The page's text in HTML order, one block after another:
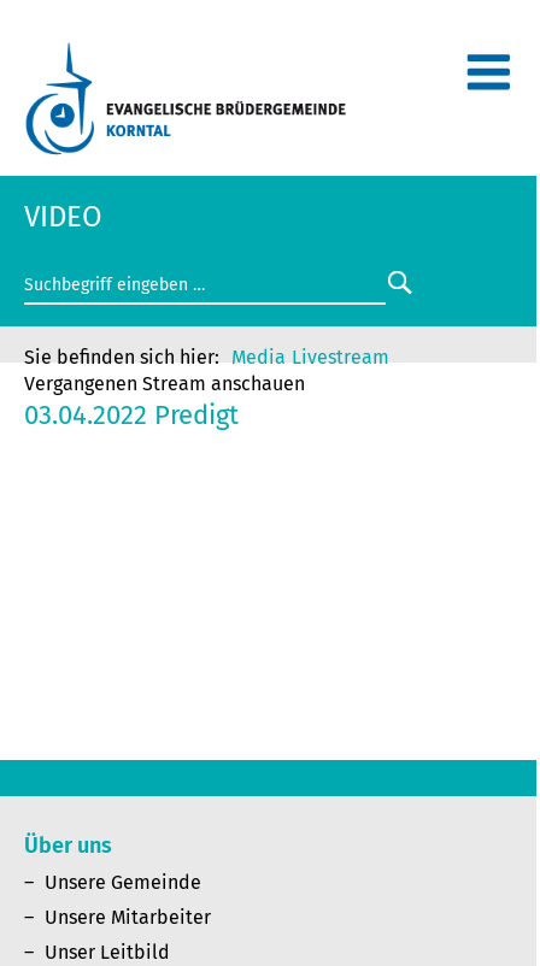
VIDEO
Media Livestream
Vergangenen Stream anschauen
03.04.2022 Predigt
Über uns
Unsere Gemeinde
Unsere Mitarbeiter
Unser Leitbild